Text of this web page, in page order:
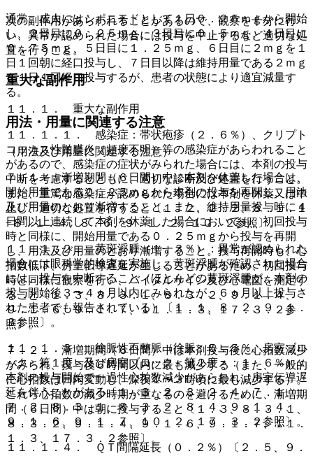
次の副作用があらわれることがあるので、観察を十分に行
い、異常が認められた場合には投与を中止するなど適切な処
置を行うこと。
重大な副作用
１１．１． 重大な副作用
１１．１．１． 感染症：帯状疱疹（２．６％）、クリプト
コッカス性髄膜炎（頻度不明）等の感染症があらわれること
があるので、感染症の症状がみられた場合には、本剤の投与
中断を考慮するとともに、適切な診断及び処置を行うこと。
また、重篤な感染症が認められた場合には本剤を休薬又は中
止し、適切な処置を行うこと〔１．２、２．２、８．１．１
−８．１．４、８．６、９．１．２、１０．２参照〕。
１１．１．２． 黄斑浮腫（１．３％）：異常が認められた
場合には眼科学的検査を実施し、黄斑浮腫が確認された場合
には、投与を中断すること（ほとんどの黄斑浮腫が、本剤の
投与開始後３〜４ヵ月以内にみられたが、６ヵ月以上投与さ
れた患者でも報告されている）〔１．１、８．２、９．１．
３参照〕。
１１．１．３． 徐脈性不整脈（徐脈：５．５％、房室ブロ
ック＜第１度＞及び房室ブロック＜第２度＞：１．６％）：
本剤の投与開始で一過性心拍数減少があらわれ、房室伝導遅
延を伴うことがある〔１．３、２．３、２．４、７．１、
７．２、８．３．１、８．３．２、８．４、９．１．４、
９．１．６、９．１．７、１０．２、１７．３．２参照〕。
１１．１．４． ＱＴ間隔延長（０．２％）〔２．５、９．
通常、成人にはシポニモドとして１日０．２５ｍｇから開始
し、２日目に０．２５ｍｇ、３日目に０．５ｍｇ、４日目に
０．７５ｍｇ、５日目に１．２５ｍｇ、６日目に２ｍｇを１
日１回朝に経口投与し、７日目以降は維持用量である２ｍｇ
を１日１回経口投与するが、患者の状態により適宜減量す
る。
用法・用量に関連する注意
（用法及び用量に関連する注意）
７．１． 漸増期間（６日間）中に本剤を休薬した場合は、
開始用量である０．２５ｍｇから本剤の投与を再開し、用法
及び用量のとおり漸増すること。また、維持用量投与時に４
日間以上連続して本剤を休薬した場合においても、初回投与
時と同様に、開始用量である０．２５ｍｇから投与を再開
し、用法及び用量のとおり漸増すること。投与再開時も、心
拍数低下、房室伝導遅延が生じることがあるため、初回投与
時と同様に観察を行い、バイタルサイン及び心電図を測定す
ること〔１．３、８．３．１、８．３．２、９．１．４、
９．１．６、９．１．７、１１．１．３、１７．３．２参
照〕。
７．２． 漸増期間（６日間）中は本剤投与後に心拍数減少
がみられ、投与後６時間以内に最も減少する（また、一般的
に心拍数は日内変動し、深夜１〜３時頃に最も減少する）。
これら心拍数の減少時期が重なるのを避けるために、漸増期
間（６日間）中は朝に投与すること〔１．３、８．３．１、
８．３．２、９．１．４、９．１．６、９．１．７、１１．
１．３、１７．３．２参照〕。